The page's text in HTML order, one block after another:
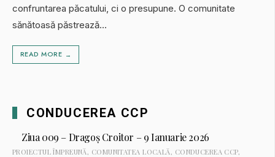
confruntarea păcatului, ci o presupune. O comunitate
sănătoasă păstrează...
READ MORE →
CONDUCEREA CCP
Ziua 009 – Dragoș Croitor – 9 Ianuarie 2026
PROIECTUL ÎMPREUNĂ, COMUNITATEA LOCALĂ, CONDUCEREA CCP,